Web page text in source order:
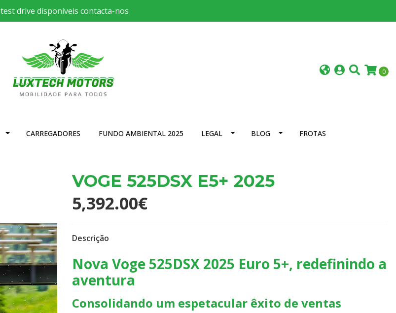
test drive disponiveis contacta-nos
0
CARREGADORES FUNDO AMBIENTAL 2025 LEGAL BLOG FROTAS
VOGE 525DSX E5+ 2025
5,392.00€
Descrição
Nova Voge 525DSX 2025 Euro 5+, redefinindo a
aventura
Consolidando um espetacular êxito de ventas